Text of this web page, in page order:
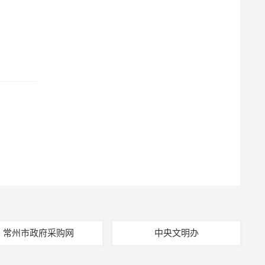
常州市政府采购网 中央文明办